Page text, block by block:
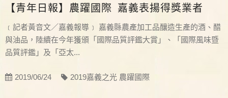
【青年日報】農躍國際 嘉義表揚得獎業者
﹝記者黃音文／嘉義報導﹞ 嘉義縣農產加工品釀造生產的酒、醋
與油品，陸續在今年獲頒「國際品質評鑑大賞」、「國際風味暨
品質評鑑」及「亞太...
2019/06/24 2019嘉義之光 農躍國際